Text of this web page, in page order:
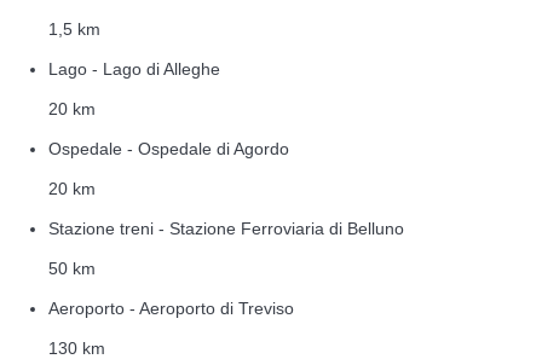
1,5 km
Lago - Lago di Alleghe
20 km
Ospedale - Ospedale di Agordo
20 km
Stazione treni - Stazione Ferroviaria di Belluno
50 km
Aeroporto - Aeroporto di Treviso
130 km